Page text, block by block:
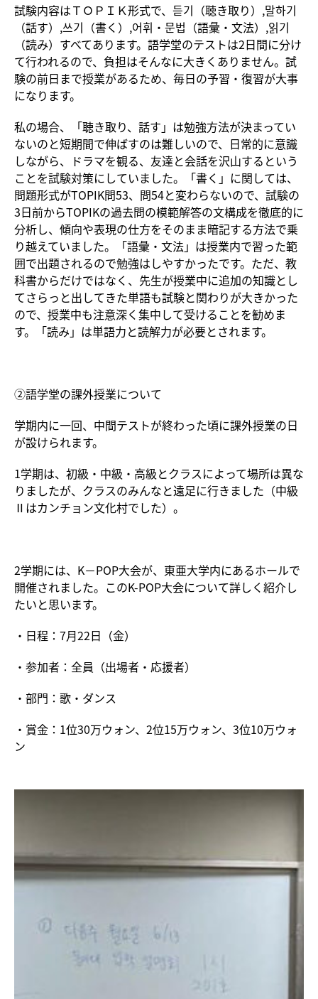
試験内容はＴＯＰＩＫ形式で、듣기（聴き取り）,말하기
（話す）,쓰기（書く）,어휘・문법（語彙・文法）,읽기
（読み）すべてあります。語学堂のテストは2日間に分け
て行われるので、負担はそんなに大きくありません。試
験の前日まで授業があるため、毎日の予習・復習が大事
になります。
私の場合、「聴き取り、話す」は勉強方法が決まってい
ないのと短期間で伸ばすのは難しいので、日常的に意識
しながら、ドラマを観る、友達と会話を沢山するという
ことを試験対策にしていました。「書く」に関しては、
問題形式がTOPIK問53、問54と変わらないので、試験の
3日前からTOPIKの過去問の模範解答の文構成を徹底的に
分析し、傾向や表現の仕方をそのまま暗記する方法で乗
り越えていました。「語彙・文法」は授業内で習った範
囲で出題されるので勉強はしやすかったです。ただ、教
科書からだけではなく、先生が授業中に追加の知識とし
てさらっと出してきた単語も試験と関わりが大きかった
ので、授業中も注意深く集中して受けることを勧めま
す。「読み」は単語力と読解力が必要とされます。
②語学堂の課外授業について
学期内に一回、中間テストが終わった頃に課外授業の日
が設けられます。
1学期は、初級・中級・高級とクラスによって場所は異な
りましたが、クラスのみんなと遠足に行きました（中級
Ⅱはカンチョン文化村でした）。
2学期には、K－POP大会が、東亜大学内にあるホールで
開催されました。このK-POP大会について詳しく紹介し
たいと思います。
・日程：7月22日（金）
・参加者：全員（出場者・応援者）
・部門：歌・ダンス
・賞金：1位30万ウォン、2位15万ウォン、3位10万ウォ
ン